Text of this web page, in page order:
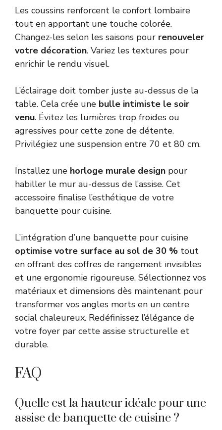
Les coussins renforcent le confort lombaire
tout en apportant une touche colorée.
Changez-les selon les saisons pour renouveler
votre décoration. Variez les textures pour
enrichir le rendu visuel.
L’éclairage doit tomber juste au-dessus de la
table. Cela crée une bulle intimiste le soir
venu. Évitez les lumières trop froides ou
agressives pour cette zone de détente.
Privilégiez une suspension entre 70 et 80 cm.
Installez une horloge murale design pour
habiller le mur au-dessus de l’assise. Cet
accessoire finalise l’esthétique de votre
banquette pour cuisine.
L’intégration d’une banquette pour cuisine
optimise votre surface au sol de 30 % tout
en offrant des coffres de rangement invisibles
et une ergonomie rigoureuse. Sélectionnez vos
matériaux et dimensions dès maintenant pour
transformer vos angles morts en un centre
social chaleureux. Redéfinissez l’élégance de
votre foyer par cette assise structurelle et
durable.
FAQ
Quelle est la hauteur idéale pour une
assise de banquette de cuisine ?